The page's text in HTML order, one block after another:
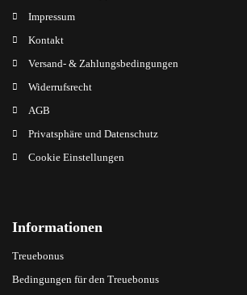
Impressum
Kontakt
Versand- & Zahlungsbedingungen
Widerrufsrecht
AGB
Privatsphäre und Datenschutz
Cookie Einstellungen
Informationen
Treuebonus
Bedingungen für den Treuebonus